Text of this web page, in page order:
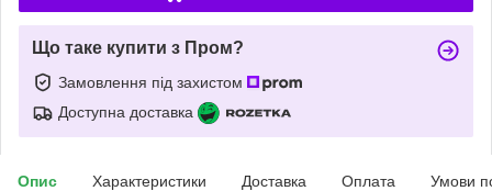
Що таке купити з Пром?
Замовлення під захистом
Доступна доставка
Опис Характеристики Доставка Оплата Умови